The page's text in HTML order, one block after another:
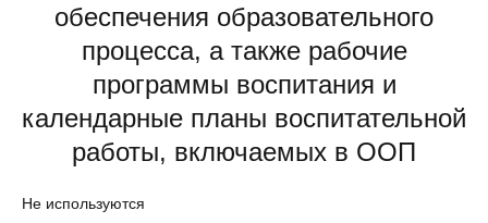
обеспечения образовательного
процесса, а также рабочие
программы воспитания и
календарные планы воспитательной
работы, включаемых в ООП
Не используются